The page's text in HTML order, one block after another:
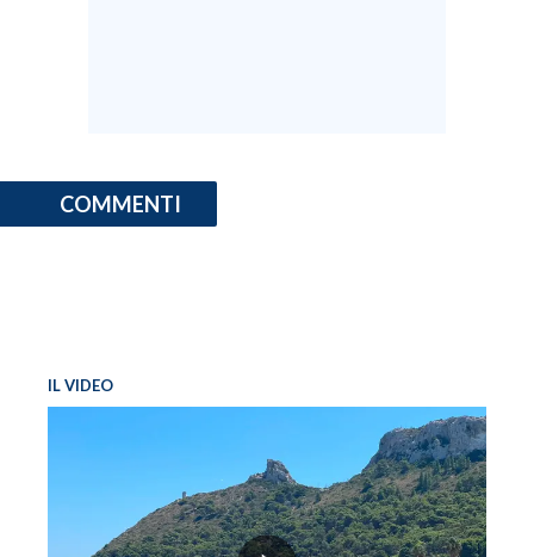
COMMENTI
IL VIDEO